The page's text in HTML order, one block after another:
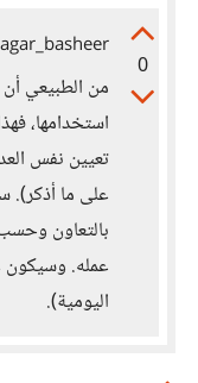
0
من الطبيعي
استخدامها،
تعيين نفس
على ما أذكر).
بالتعاون
عمله. وسيكون
اليومية).